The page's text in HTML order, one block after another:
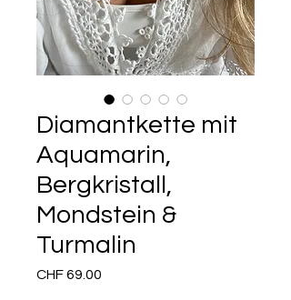
Diamantkette mit
Aquamarin,
Bergkristall,
Mondstein &
Turmalin
CHF 69.00